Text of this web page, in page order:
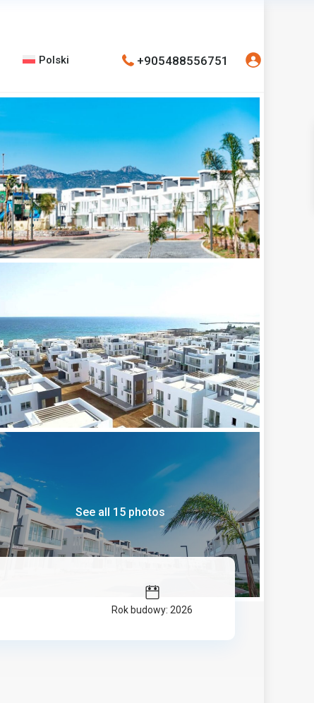
Polski +905488556751
See all 15 photos
Rok budowy: 2026